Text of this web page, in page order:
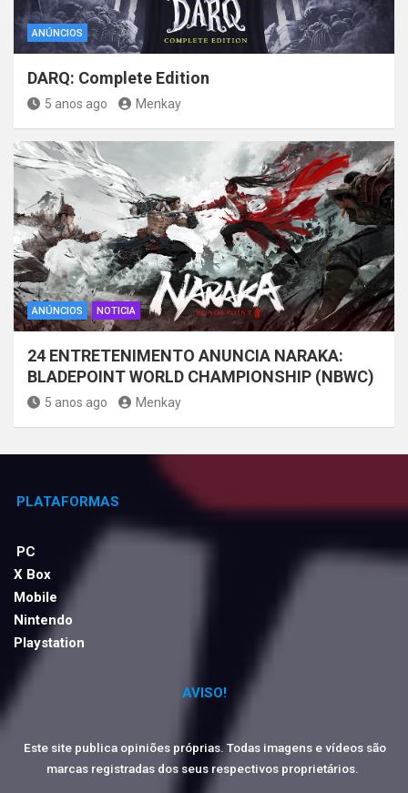
ANÚNCIOS
DARQ: Complete Edition
5 anos ago Menkay
ANÚNCIOS NOTICIA
24 ENTRETENIMENTO ANUNCIA NARAKA:
BLADEPOINT WORLD CHAMPIONSHIP (NBWC)
5 anos ago Menkay
PLATAFORMAS
PC
X Box
Mobile
Nintendo
Playstation
AVISO!
Este site publica opiniões próprias. Todas imagens e vídeos são
marcas registradas dos seus respectivos proprietários.